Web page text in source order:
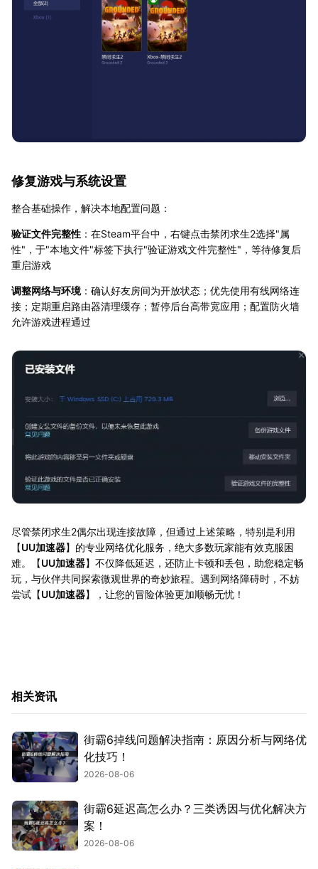
修复游戏与系统设置
整合基础操作，解决本地配置问题：
验证文件完整性 ：在Steam平台中，右键点击禁闭求生2选择"属
性"，于"本地文件"标签下执行"验证游戏文件完整性"，等待修复后
重启游戏
调整网络与环境：确认好友房间为开放状态；优先使用有线网络连
接；定期重启路由器清理缓存；暂停后台高带宽应用；配置防火墙
允许游戏进程通过
尽管禁闭求生2偶尔出现连接故障，但通过上述策略，特别是利用
【UU加速器】的专业网络优化服务，绝大多数玩家能有效克服困
难。【UU加速器】不仅降低延迟，还防止卡顿和丢包，助您稳定畅
玩，与伙伴共同探索微观世界的奇妙旅程。遇到网络障碍时，不妨
尝试【UU加速器】，让您的冒险体验更加顺畅无忧！
相关资讯
街霸6掉线问题解决指南：原因分析与网络优
化技巧！
2026-08-06
街霸6延迟高怎么办？三类诱因与优化解决方
案！
2026-08-06